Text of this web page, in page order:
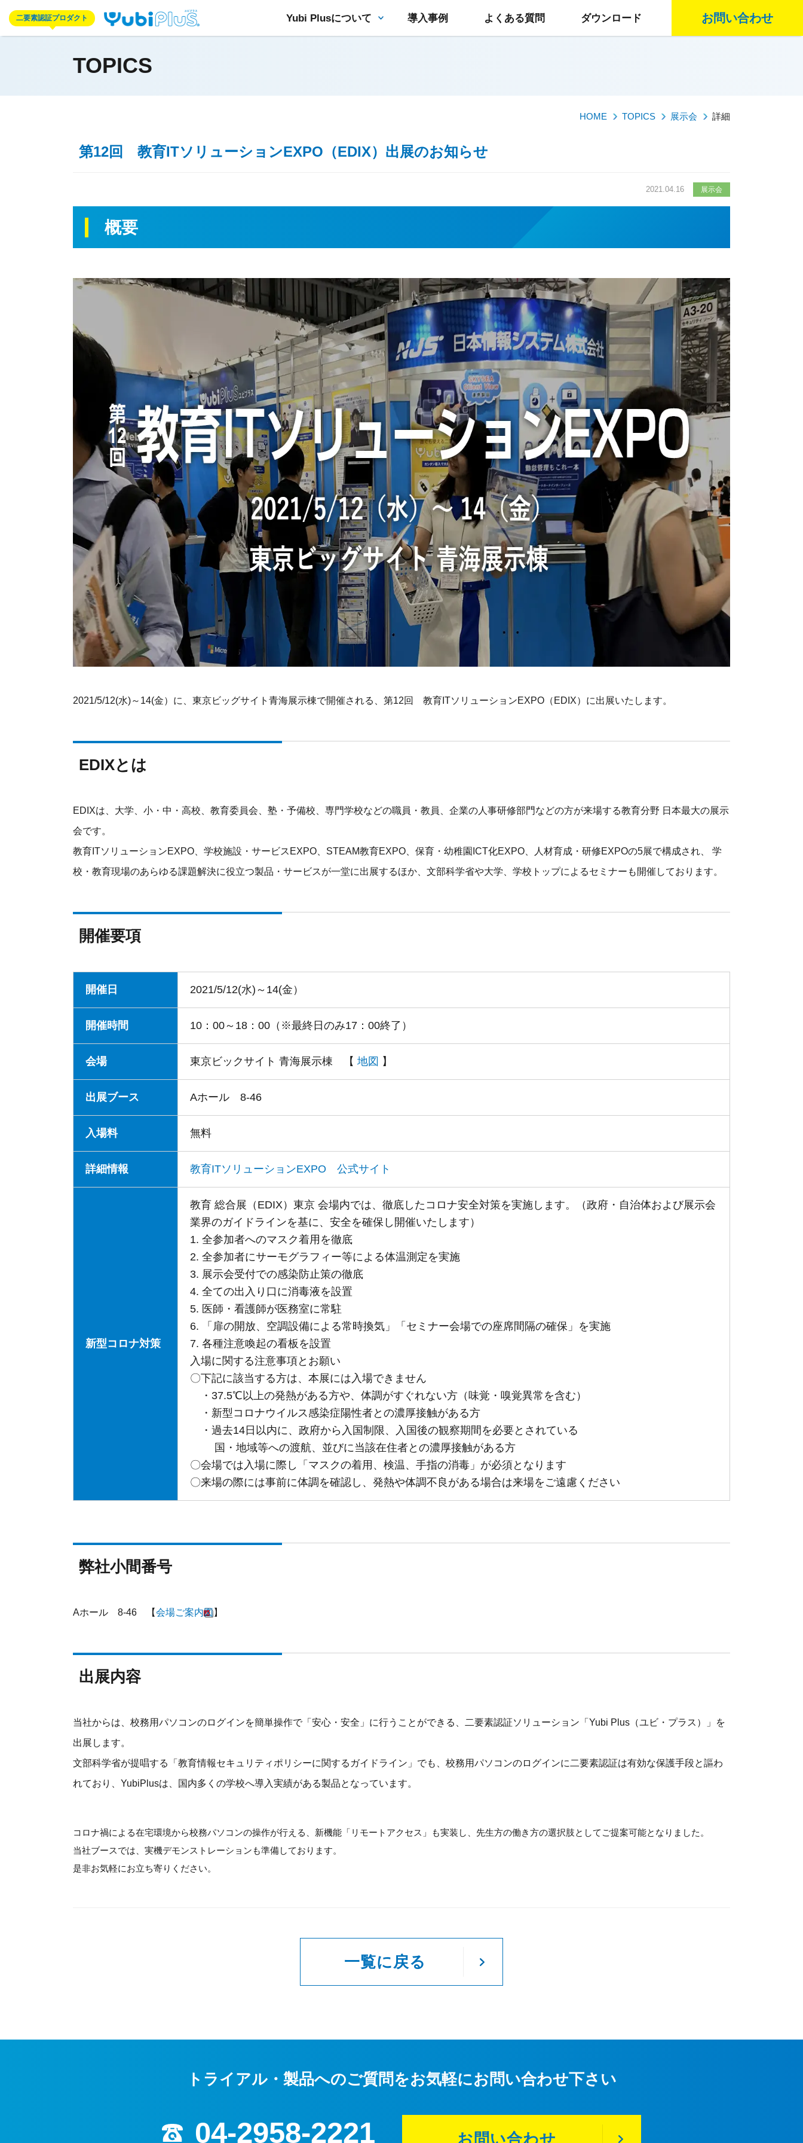
二要素認証プロダクト Yubi Plusについて 導入事例 よくある質問 ダウンロード お問い合わせ
TOPICS
HOME TOPICS 展示会 詳細
第12回 教育ITソリューションEXPO（EDIX）出展のお知らせ
2021.04.16 展示会
概要
2021/5/12(水)～14(金）に、東京ビッグサイト青海展示棟で開催される、第12回 教育ITソリューションEXPO（EDIX）に出展いたします。
EDIXとは
EDIXは、大学、小・中・高校、教育委員会、塾・予備校、専門学校などの職員・教員、企業の人事研修部門などの方が来場する教育分野 日本最大の展示
会です。
教育ITソリューションEXPO、学校施設・サービスEXPO、STEAM教育EXPO、保育・幼稚園ICT化EXPO、人材育成・研修EXPOの5展で構成され、 学
校・教育現場のあらゆる課題解決に役立つ製品・サービスが一堂に出展するほか、文部科学省や大学、学校トップによるセミナーも開催しております。
開催要項
開催日 2021/5/12(水)～14(金）
開催時間 10：00～18：00（※最終日のみ17：00終了）
会場 東京ビックサイト 青海展示棟 【 地図 】
出展ブース Aホール 8-46
入場料 無料
詳細情報 教育ITソリューションEXPO 公式サイト
新型コロナ対策
教育 総合展（EDIX）東京 会場内では、徹底したコロナ安全対策を実施します。（政府・自治体および展示会
業界のガイドラインを基に、安全を確保し開催いたします）
1. 全参加者へのマスク着用を徹底
2. 全参加者にサーモグラフィー等による体温測定を実施
3. 展示会受付での感染防止策の徹底
4. 全ての出入り口に消毒液を設置
5. 医師・看護師が医務室に常駐
6. 「扉の開放、空調設備による常時換気」「セミナー会場での座席間隔の確保」を実施
7. 各種注意喚起の看板を設置
入場に関する注意事項とお願い
〇下記に該当する方は、本展には入場できません
・37.5℃以上の発熱がある方や、体調がすぐれない方（味覚・嗅覚異常を含む）
・新型コロナウイルス感染症陽性者との濃厚接触がある方
・過去14日以内に、政府から入国制限、入国後の観察期間を必要とされている
国・地域等への渡航、並びに当該在住者との濃厚接触がある方
〇会場では入場に際し「マスクの着用、検温、手指の消毒」が必須となります
〇来場の際には事前に体調を確認し、発熱や体調不良がある場合は来場をご遠慮ください
弊社小間番号
Aホール 8-46 【会場ご案内図】
出展内容
当社からは、校務用パソコンのログインを簡単操作で「安心・安全」に行うことができる、二要素認証ソリューション「Yubi Plus（ユビ・プラス）」を
出展します。
文部科学省が提唱する「教育情報セキュリティポリシーに関するガイドライン」でも、校務用パソコンのログインに二要素認証は有効な保護手段と謳わ
れており、YubiPlusは、国内多くの学校へ導入実績がある製品となっています。
コロナ禍による在宅環境から校務パソコンの操作が行える、新機能「リモートアクセス」も実装し、先生方の働き方の選択肢としてご提案可能となりました。
当社ブースでは、実機デモンストレーションも準備しております。
是非お気軽にお立ち寄りください。
一覧に戻る
トライアル・製品へのご質問をお気軽にお問い合わせ下さい
04-2958-2221 お問い合わせ